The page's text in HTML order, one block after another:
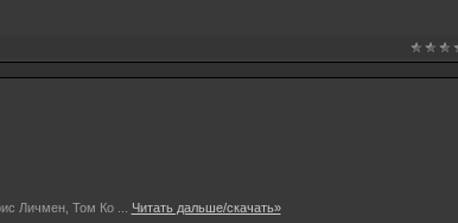
Личмен, Том Ко Читать дальше/скачать»